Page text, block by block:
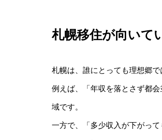
札幌移住が向いて
札幌は、誰にとっても理想郷で
例えば、「年収を落とさず都
域です。
一方で、「多少収入が下がっ